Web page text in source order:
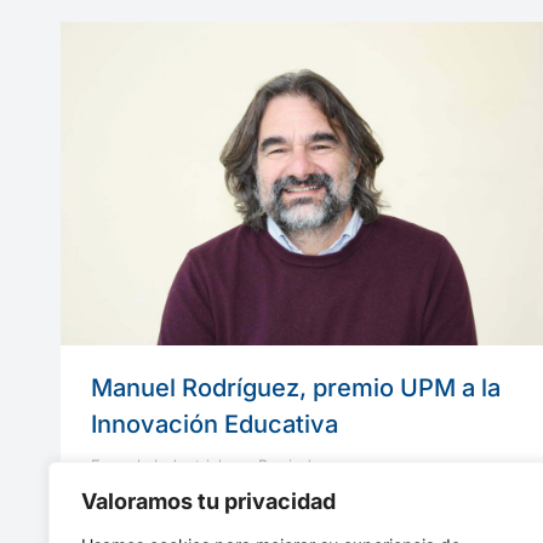
Valoramos tu privacidad
Manuel Rodríguez, premio UPM a la
Innovación Educativa
Escuela Industriales Por indusupm